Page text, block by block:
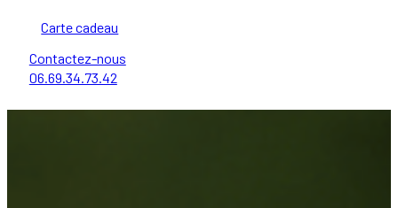
Carte cadeau
Contactez-nous
06.69.34.73.42